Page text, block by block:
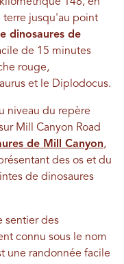
148, en
terre jusqu'au point
dinosaures de
de 15 minutes
rouge,
et le Diplodocus.
niveau du repère
Mill Canyon Road
de Mill Canyon,
des os et du
de dinosaures
sentier des
connu sous le nom
une randonnée facile